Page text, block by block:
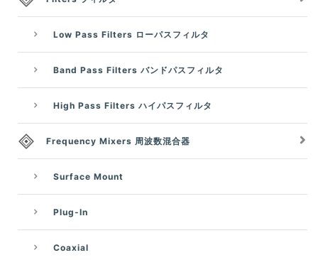
Low Pass Filters ローパスフィルタ
Band Pass Filters バンドパスフィルタ
High Pass Filters ハイパスフィルタ
Frequency Mixers 周波数混合器
Surface Mount
Plug-In
Coaxial